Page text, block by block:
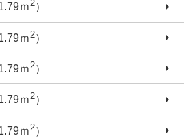
ｍ2）
ｍ 2）
ｍ2）
ｍ2）
ｍ 2）